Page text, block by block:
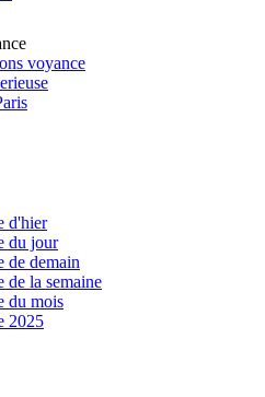
voyance
d'hier
du jour
de demain
de la semaine
du mois
2025